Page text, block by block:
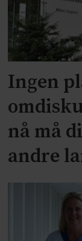
Ingen
nå må
andre